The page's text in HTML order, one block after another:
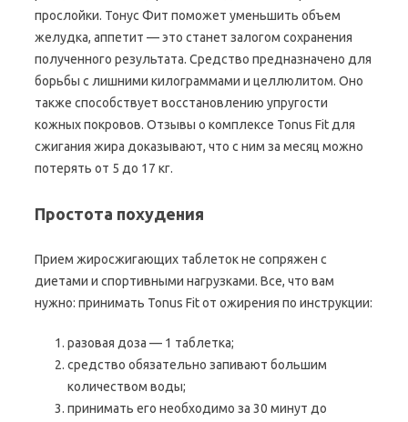
прослойки. Тонус Фит поможет уменьшить объем
желудка, аппетит — это станет залогом сохранения
полученного результата. Средство предназначено для
борьбы с лишними килограммами и целлюлитом. Оно
также способствует восстановлению упругости
кожных покровов. Отзывы о комплексе Tonus Fit для
сжигания жира доказывают, что с ним за месяц можно
потерять от 5 до 17 кг.
Простота похудения
Прием жиросжигающих таблеток не сопряжен с
диетами и спортивными нагрузками. Все, что вам
нужно: принимать Tonus Fit от ожирения по инструкции:
разовая доза — 1 таблетка;
средство обязательно запивают большим
количеством воды;
принимать его необходимо за 30 минут до